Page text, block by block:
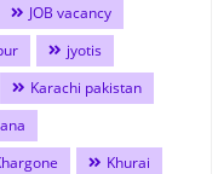
JOB vacancy
jyotis
Karachi pakistan
Khurai